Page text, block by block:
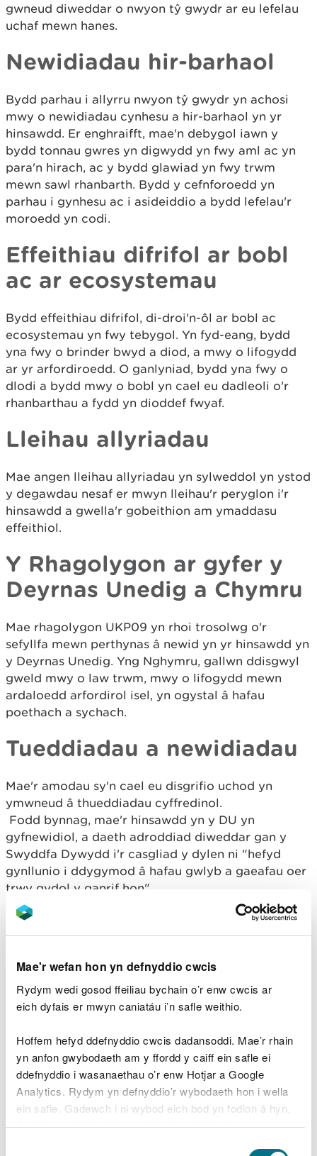
Mae'r wefan hon yn defnyddio cwcis
Rydym wedi gosod ffeiliau bychain o’r enw cwcis ar
eich dyfais er mwyn caniatáu i’n safle weithio.
Hoffem hefyd ddefnyddio cwcis dadansoddi. Mae’r rhain
yn anfon gwybodaeth am y ffordd y caiff ein safle ei
ddefnyddio i wasanaethau o’r enw Hotjar a Google
Analytics. Rydym yn defnyddio’r wybodaeth hon i wella
ein safle. Gadewch i ni wybod eich bod yn fodlon â hyn.
Byddwn yn defnyddio cwci i gadw eich dewis.
gwneud diweddar o nwyon tŷ gwydr ar eu lefelau
uchaf mewn hanes.
Newidiadau hir-barhaol
Bydd parhau i allyrru nwyon tŷ gwydr yn achosi
mwy o newidiadau cynhesu a hir-barhaol yn yr
hinsawdd. Er enghraifft, mae'n debygol iawn y
bydd tonnau gwres yn digwydd yn fwy aml ac yn
para'n hirach, ac y bydd glawiad yn fwy trwm
mewn sawl rhanbarth. Bydd y cefnforoedd yn
parhau i gynhesu ac i asideiddio a bydd lefelau'r
moroedd yn codi.
Effeithiau difrifol ar bobl
ac ar ecosystemau
Bydd effeithiau difrifol, di-droi'n-ôl ar bobl ac
ecosystemau yn fwy tebygol. Yn fyd-eang, bydd
yna fwy o brinder bwyd a diod, a mwy o lifogydd
ar yr arfordiroedd. O ganlyniad, bydd yna fwy o
dlodi a bydd mwy o bobl yn cael eu dadleoli o'r
rhanbarthau a fydd yn dioddef fwyaf.
Lleihau allyriadau
Mae angen lleihau allyriadau yn sylweddol yn ystod
y degawdau nesaf er mwyn lleihau'r peryglon i'r
hinsawdd a gwella'r gobeithion am ymaddasu
effeithiol.
Y Rhagolygon ar gyfer y
Deyrnas Unedig a Chymru
Mae rhagolygon UKP09 yn rhoi trosolwg o'r
sefyllfa mewn perthynas â newid yn yr hinsawdd yn
y Deyrnas Unedig. Yng Nghymru, gallwn ddisgwyl
gweld mwy o law trwm, mwy o lifogydd mewn
ardaloedd arfordirol isel, yn ogystal â hafau
poethach a sychach.
Tueddiadau a newidiadau
Mae'r amodau sy'n cael eu disgrifio uchod yn
ymwneud â thueddiadau cyffredinol.
Fodd bynnag, mae'r hinsawdd yn y DU yn
gyfnewidiol, a daeth adroddiad diweddar gan y
Swyddfa Dywydd i'r casgliad y dylen ni "hefyd
gynllunio i ddygymod â hafau gwlyb a gaeafau oer
trwy gydol y ganrif hon".
Y trothwyau ar gyfer
tymereddau
Mae gwyddonwyr hinsawdd yn cytuno bod rhaid
radd Celsius, o gymharu â lefelau cyn-
ddiwydiannol, er mwyn sicrhau nad yw'r newid yn
yr hinsawdd yn mynd allan o reolaeth.
Gweithredu'n llym i leihau